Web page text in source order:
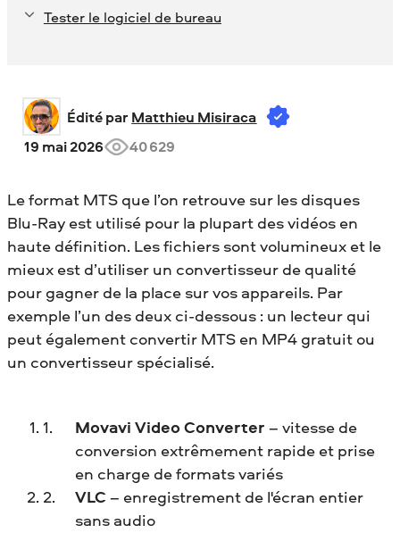
Tester le logiciel de bureau
Édité par Matthieu Misiraca
19 mai 2026
40 629
Le format MTS que l’on retrouve sur les disques
Blu-Ray est utilisé pour la plupart des vidéos en
haute définition. Les fichiers sont volumineux et le
mieux est d’utiliser un convertisseur de qualité
pour gagner de la place sur vos appareils. Par
exemple l’un des deux ci-dessous : un lecteur qui
peut également convertir MTS en MP4 gratuit ou
un convertisseur spécialisé.
Movavi Video Converter – vitesse de
conversion extrêmement rapide et prise
en charge de formats variés
VLC – enregistrement de l'écran entier
sans audio